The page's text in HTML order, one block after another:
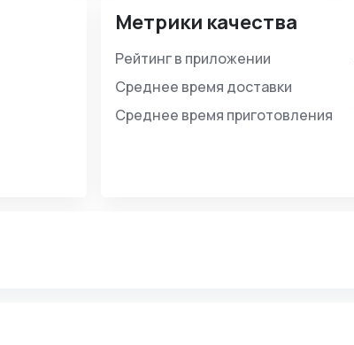
Метрики качества
Рейтинг в приложении
Среднее время доставки
Среднее время приготовления